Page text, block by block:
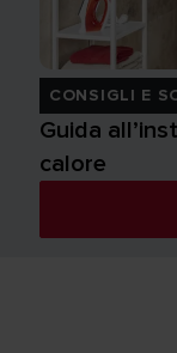
CONSIGLI E
Guida
calore